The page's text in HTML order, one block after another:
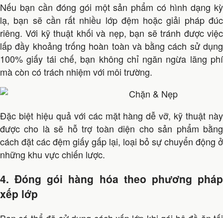
Nếu bạn cần đóng gói một sản phẩm có hình dạng kỳ
lạ, bạn sẽ cần rất nhiều lớp đệm hoặc giải pháp đúc
riêng. Với kỹ thuật khối và nẹp, bạn sẽ tránh được việc
lấp đầy khoảng trống hoàn toàn và bằng cách sử dụng
100% giấy tái chế, bạn không chỉ ngăn ngừa lãng phí
mà còn có trách nhiệm với môi trường.
Đặc biệt hiệu quả với các mặt hàng dễ vỡ, kỹ thuật này
được cho là sẽ hỗ trợ toàn diện cho sản phẩm bằng
cách đặt các đệm giấy gấp lại, loại bỏ sự chuyển động ở
những khu vực chiến lược.
4. Đóng gói hàng hóa theo phương pháp
xếp lớp